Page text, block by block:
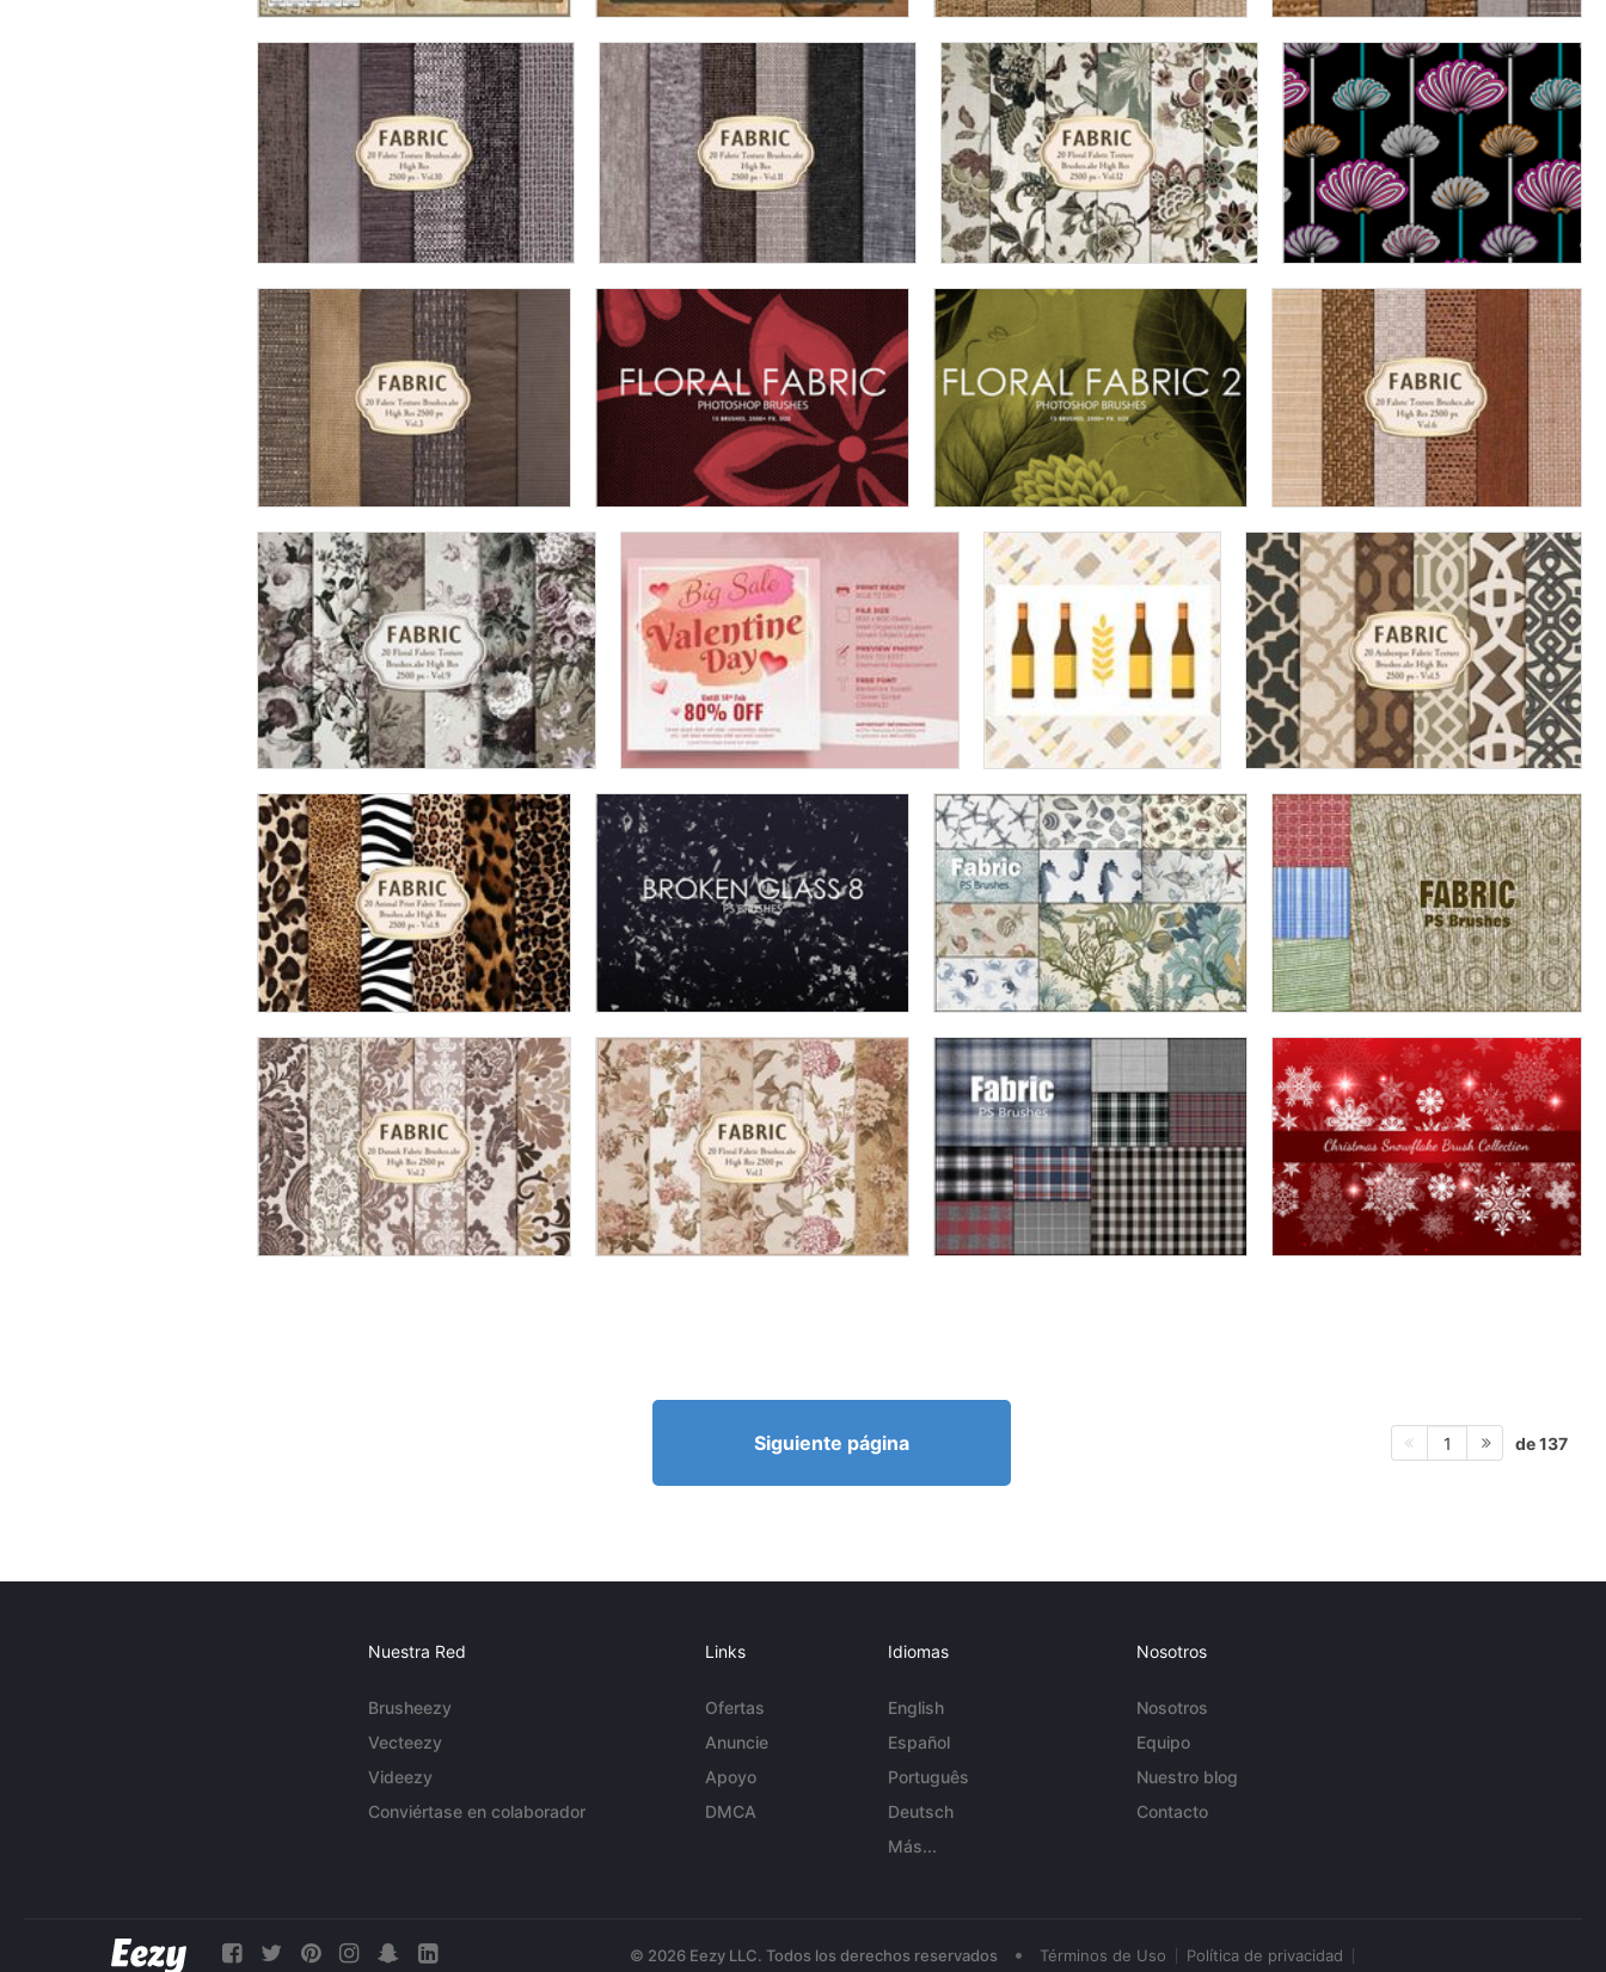
Siguiente página 1 de 137
Nuestra Red
Brusheezy
Vecteezy
Videezy
Conviértase en colaborador
Links
Ofertas
Anuncie
Apoyo
DMCA
Idiomas
English
Español
Português
Deutsch
Más...
Nosotros
Nosotros
Equipo
Nuestro blog
Contacto
© 2026 Eezy LLC. Todos los derechos reservados • Términos de Uso Política de privacidad